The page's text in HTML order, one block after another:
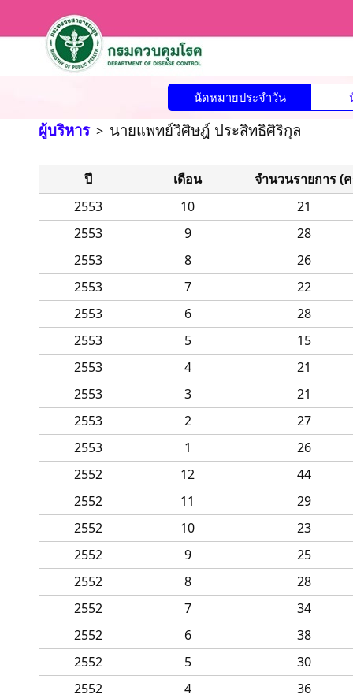
นัดหมายประจำวัน
ผู้บริหาร> นายแพทย์วิศิษฎ์ ประสิทธิศิริกุล
ปี เดือน
จำนวนรายการ (
2553
10
21
2553
9
28
2553
8
26
2553
7
22
2553
6
28
2553
5
15
2553
4
21
2553
3
21
2553
2
27
2553
1
26
2552
12
44
2552
11
29
2552
10
23
2552
9
25
2552
8
28
2552
7
34
2552
6
38
2552
5
30
2552
4
36